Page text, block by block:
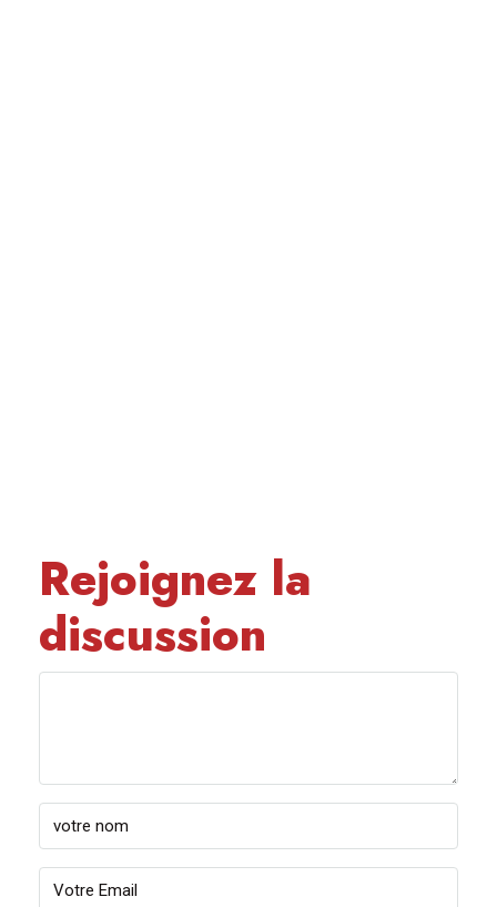
Rejoignez la
discussion